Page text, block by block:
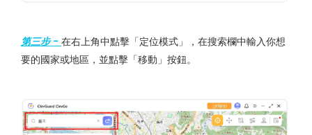
第三步 - 在右上角中點擊「定位模式」，在搜索欄中輸入你想
要的國家或地區，並點擊「移動」按鈕。